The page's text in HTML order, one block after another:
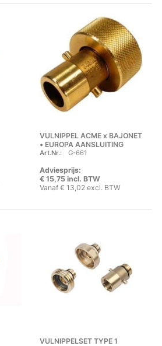
VULNIPPEL ACME x BAJONET
• EUROPA AANSLUITING
Art.Nr.: G-661
Adviesprijs:
€ 15,75 incl. BTW
Vanaf € 13,02 excl. BTW
VULNIPPELSET TYPE 1